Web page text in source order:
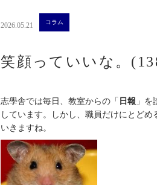
2026.05.21 コラム
笑顔っていいな。
志學舎では毎日、教室からの「 日報 」を
しています。しかし、職員だけにとどめ
いきますね。